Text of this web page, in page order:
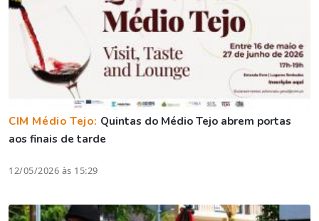
CIM Médio Tejo: Quintas do Médio Tejo abrem portas
aos finais de tarde
12/05/2026 às 15:29